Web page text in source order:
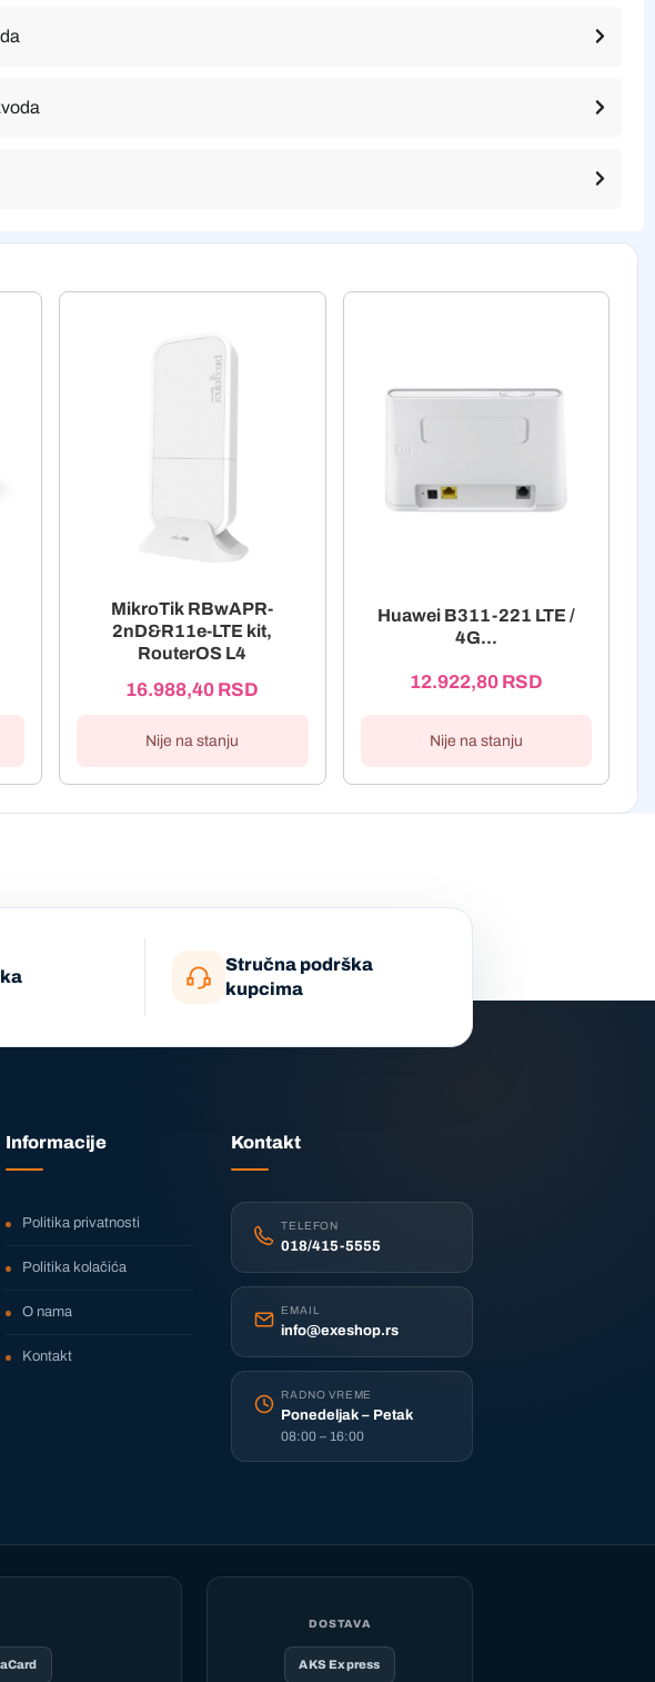
MikroTik RBwAPR-
2nD&R11e-LTE kit,
RouterOS L4
16.988,40 RSD
Nije na stanju
Huawei B311-221 LTE /
4G...
12.922,80 RSD
Nije na stanju
Stručna podrška
kupcima
Informacije
Politika privatnosti
Politika kolačića
O nama
Kontakt
Kontakt
TELEFON
018/415-5555
EMAIL
info@exeshop.rs
RADNO VREME
Ponedeljak – Petak
08:00 – 16:00
DOSTAVA
AKS Express